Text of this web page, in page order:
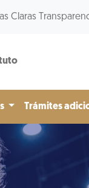
Claras
Trámites